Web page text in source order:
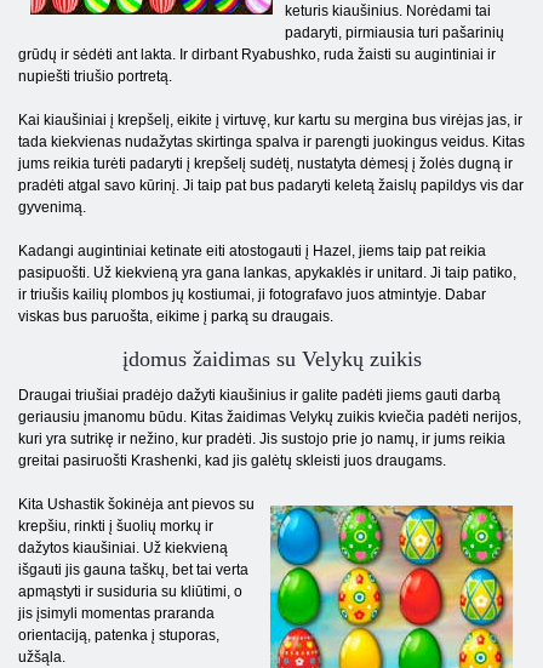
keturis kiaušinius. Norėdami tai
padaryti, pirmiausia turi pašarinių
grūdų ir sėdėti ant lakta. Ir dirbant Ryabushko, ruda žaisti su augintiniai ir
nupiešti triušio portretą.
Kai kiaušiniai į krepšelį, eikite į virtuvę, kur kartu su mergina bus virėjas jas, ir
tada kiekvienas nudažytas skirtinga spalva ir parengti juokingus veidus. Kitas
jums reikia turėti padaryti į krepšelį sudėtį, nustatyta dėmesį į žolės dugną ir
pradėti atgal savo kūrinį. Ji taip pat bus padaryti keletą žaislų papildys vis dar
gyvenimą.
Kadangi augintiniai ketinate eiti atostogauti į Hazel, jiems taip pat reikia
pasipuošti. Už kiekvieną yra gana lankas, apykaklės ir unitard. Ji taip patiko,
ir triušis kailių plombos jų kostiumai, ji fotografavo juos atmintyje. Dabar
viskas bus paruošta, eikime į parką su draugais.
įdomus žaidimas su Velykų zuikis
Draugai triušiai pradėjo dažyti kiaušinius ir galite padėti jiems gauti darbą
geriausiu įmanomu būdu. Kitas žaidimas Velykų zuikis kviečia padėti nerijos,
kuri yra sutrikę ir nežino, kur pradėti. Jis sustojo prie jo namų, ir jums reikia
greitai pasiruošti Krashenki, kad jis galėtų skleisti juos draugams.
Kita Ushastik šokinėja ant pievos su
krepšiu, rinkti į šuolių morkų ir
dažytos kiaušiniai. Už kiekvieną
išgauti jis gauna taškų, bet tai verta
apmąstyti ir susiduria su kliūtimi, o
jis įsimyli momentas praranda
orientaciją, patenka į stuporas,
užšąla.